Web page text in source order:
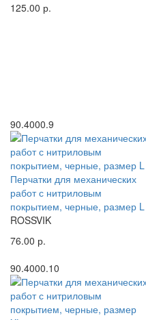
125.00 р.
90.4000.9
Перчатки для механических
работ с нитриловым
покрытием, черные, размер L
ROSSVIK
76.00 р.
90.4000.10